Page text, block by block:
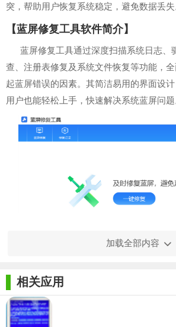
突，帮助用户恢复系统稳定，避免数据丢失
【蓝屏修复工具软件简介】
蓝屏修复工具通过深度扫描系统日志、
查、注册表修复及系统文件恢复等功能，全
起蓝屏错误的因素。其简洁易用的界面设
用户也能轻松上手，快速解决系统蓝屏问题
【蓝屏修复工具软件功能】
1. 蓝屏原因分析：自动分析蓝屏时的错
提供详细的蓝屏原因分析。
加载全部内容
相关应用